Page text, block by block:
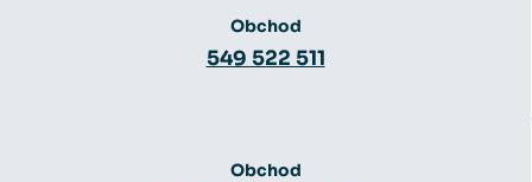
Obchod
549 522 511
Obchod